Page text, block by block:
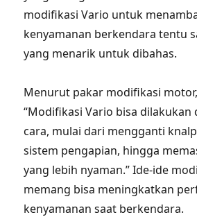
modifikasi Vario untuk
kenyamanan berkendara tentu
yang menarik untuk dibahas.
Menurut pakar modifikasi
“Modifikasi Vario bisa dilakukan
cara, mulai dari mengganti
sistem pengapian, hingga
yang lebih nyaman.” Ide-ide
memang bisa meningkatkan
kenyamanan saat berkendara.